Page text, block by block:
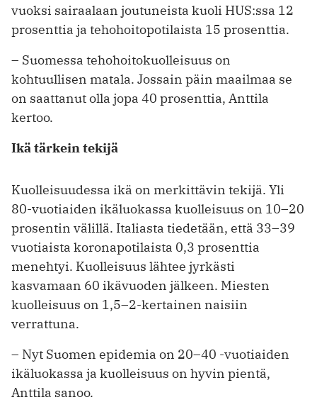
vuoksi sairaalaan joutuneista kuoli HUS:ssa 12
prosenttia ja tehohoitopotilaista 15 prosenttia.
– Suomessa tehohoitokuolleisuus on
kohtuullisen matala. Jossain päin maailmaa se
on saattanut olla jopa 40 prosenttia, Anttila
kertoo.
Ikä tärkein tekijä
Kuolleisuudessa ikä on merkittävin tekijä. Yli
80-vuotiaiden ikäluokassa kuolleisuus on 10–20
prosentin välillä. Italiasta tiedetään, että 33–39
vuotiaista koronapotilaista 0,3 prosenttia
menehtyi. Kuolleisuus lähtee jyrkästi
kasvamaan 60 ikävuoden jälkeen. Miesten
kuolleisuus on 1,5–2-kertainen naisiin
verrattuna.
– Nyt Suomen epidemia on 20–40 -vuotiaiden
ikäluokassa ja kuolleisuus on hyvin pientä,
Anttila sanoo.